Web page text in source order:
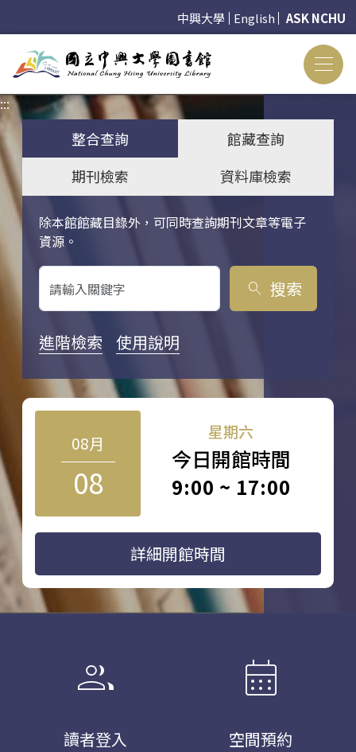
中興大學 English ASK NCHU
:::
整合查詢
館藏查詢
期刊檢索
資料庫檢索
除本館館藏目錄外，可同時查詢期刊文章等電子
資源。
關鍵字搜尋
search 搜索
進階檢索 使用說明
08月
08
星期六
今日開館時間
9:00 ~ 17:00
詳細開館時間
group
讀者登入
calendar_month
空間預約